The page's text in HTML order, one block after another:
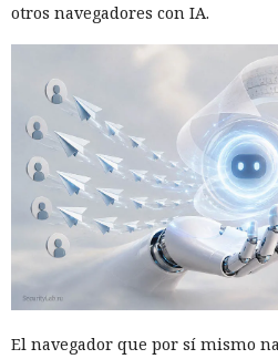
otros navegadores con IA.
El navegador que por sí mismo